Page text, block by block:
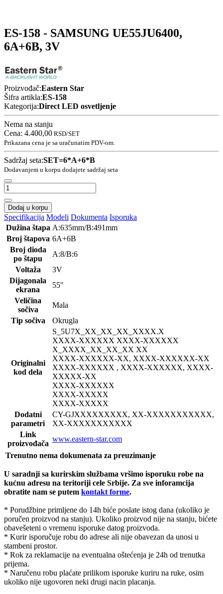
ES-158 - SAMSUNG UE55JU6400,
6A+6B, 3V
Proizvođač:Eastern Star
Šifra artikla:ES-158
Kategorija:Direct LED osvetljenje
Nema na stanju
Cena: 4.400,00 RSD/SET
Prikazana cena je sa uračunatim PDV-om.
Sadržaj seta:SET=6*A+6*B
Dodavanjem u korpu dodajete sadržaj seta
Dodaj u korpu
Specifikacija Modeli Dokumenta Isporuka
Dužina štapa A:635mm/B:491mm
Broj štapova 6A+6B
Broj dioda
po štapu
A:8/B:6
Voltaža
3V
Dijagonala
ekrana
55"
Veličina
sočiva
Mala
Tip sočiva
Okrugla
Originalni
kod dela
S_5U7X_XX_XX_XX_XXXX.X
XXXX-XXXXXX XXXX-XXXXXX
X_XXXX_XX_XX_XX XX
XXXX-XXXXXX-XX, XXXX-XXXXXX-XX
XXXX-XXXXXX , XXXX-XXXXXX, XXXX-
XXXXX-XX
XXXX-XXXXXX
XXXX-XXXXX
XXXX-XXXXX
Dodatni
parametri
CY-GJXXXXXXXXX, XX-XXXXXXXXXXX,
XX-XXXXXXXXXXX
Link
proizvođača
www.eastern-star.com
Trenutno nema dokumenata za preuzimanje
U saradnji sa kurirskim službama vršimo isporuku robe na
kućnu adresu na teritoriji cele Srbije. Za sve inforamcija
obratite nam se putem kontakt forme.
* Porudžbine primljene do 14h biće poslate istog dana (ukoliko je
poručen proizvod na stanju). Ukoliko proizvod nije na stanju, bićete
obavešeteni o vremenu isporuke datog proizvoda.
* Kurir isporučuje robu do adrese ali nije obavezan da unosi u
stambeni prostor.
* Rok za reklamacije na eventualna oštećenja je 24h od trenutka
prijema.
* Naručenu robu plaćate prilikom isporuke kuriru na ruke, osim
ukoliko nije ugovoren neki drugi nacin placanja.